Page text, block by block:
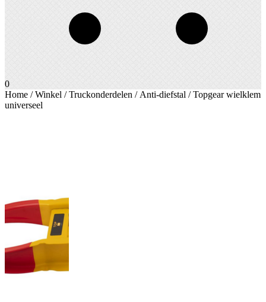
0
Home /Winkel /Truckonderdelen / Anti-diefstal / Topgear wielklem
universeel